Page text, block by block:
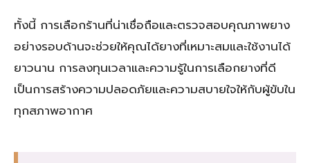
ทั้งนี้ การเลือกร้านที่น่าเชื่อถือและตรวจสอบคุณภาพยาง
อย่างรอบด้านจะช่วยให้คุณได้ยางที่เหมาะสมและใช้งานได้
ยาวนาน การลงทุนเวลาและความรู้ในการเลือกยางที่ดี
เป็นการสร้างความปลอดภัยและความสบายใจให้กับผู้ขับใน
ทุกสภาพอากาศ